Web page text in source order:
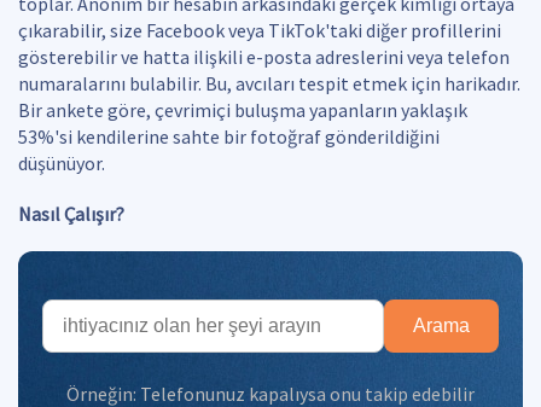
çıkarabilir, size Facebook veya TikTok'taki diğer profillerini
gösterebilir ve hatta ilişkili e-posta adreslerini veya telefon
numaralarını bulabilir. Bu, avcıları tespit etmek için harikadır.
Bir ankete göre, çevrimiçi buluşma yapanların yaklaşık
53%'si kendilerine sahte bir fotoğraf gönderildiğini
düşünüyor.
Nasıl Çalışır?
Arama
Örneğin: Telefonunuz kapalıysa onu takip edebilir